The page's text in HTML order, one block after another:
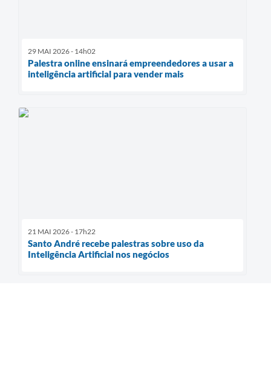
29 MAI 2026 - 14h02
Palestra online ensinará empreendedores a usar a
inteligência artificial para vender mais
21 MAI 2026 - 17h22
Santo André recebe palestras sobre uso da
Inteligência Artificial nos negócios